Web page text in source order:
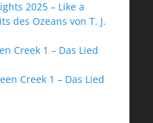
2025 – Like a
des Ozeans von T. J.
Creek 1 – Das Lied
Creek 1 – Das Lied